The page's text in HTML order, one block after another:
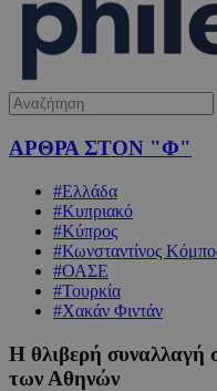
ΑΡΘΡΑ ΣΤΟΝ "Φ"
#Ελλάδα
#Κυπριακό
#Κύπρος
#Κωνσταντίνος
#ΟΑΣΕ
#Τουρκία
#Χακάν Φιντάν
Η θλιβερή συναλλαγή
των Αθηνών